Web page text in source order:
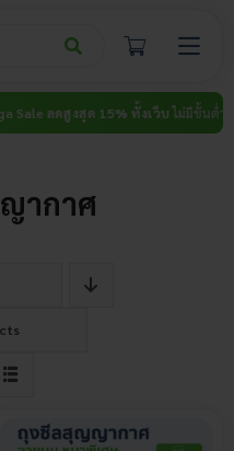
Sale ลดสูงสุด 15% ทั้งเว็บไม่มีขั้นต่ำ (วัน
ากาศ